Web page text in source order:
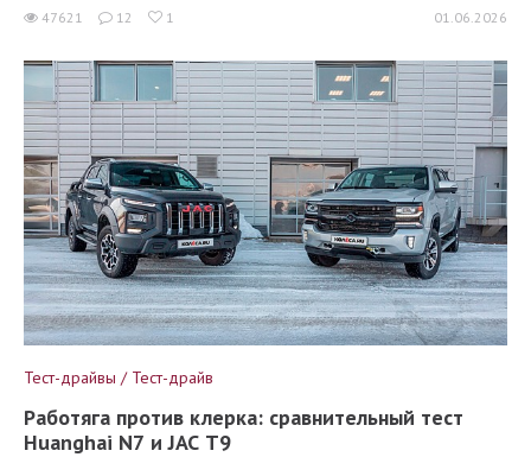
47621 12 1 01.06.2026
Тест-драйвы / Тест-драйв
Работяга против клерка: сравнительный тест
Huanghai N7 и JAC T9